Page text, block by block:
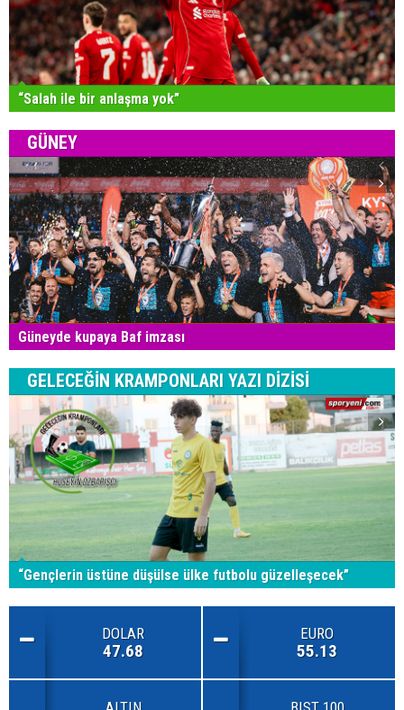
“Salah ile bir anlaşma yok”
GÜNEY
Güneyde kupaya Baf imzası
GELECEĞİN KRAMPONLARI YAZI DİZİSİ
“Gençlerin üstüne düşülse ülke futbolu güzelleşecek”
DOLAR
47.68
EURO
55.13